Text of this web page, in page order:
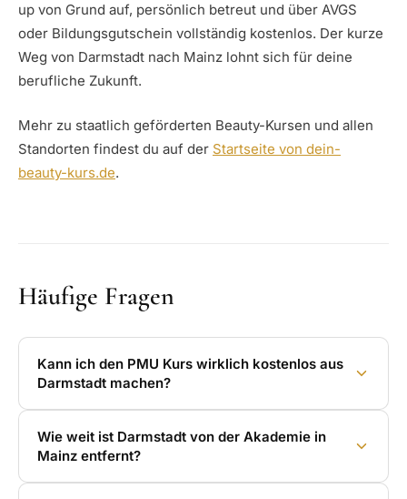
up von Grund auf, persönlich betreut und über AVGS
oder Bildungsgutschein vollständig kostenlos. Der kurze
Weg von Darmstadt nach Mainz lohnt sich für deine
berufliche Zukunft.
Mehr zu staatlich geförderten Beauty-Kursen und allen
Standorten findest du auf der Startseite von dein-
beauty-kurs.de.
Häufige Fragen
Kann ich den PMU Kurs wirklich kostenlos aus
Darmstadt machen?
Wie weit ist Darmstadt von der Akademie in
Mainz entfernt?